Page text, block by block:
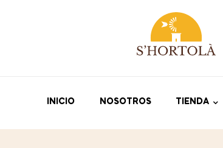
INICIO NOSOTROS TIENDA